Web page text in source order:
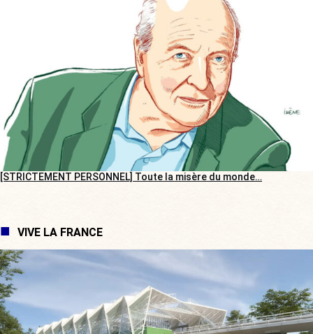
[STRICTEMENT PERSONNEL] Toute la misère du monde…
VIVE LA FRANCE